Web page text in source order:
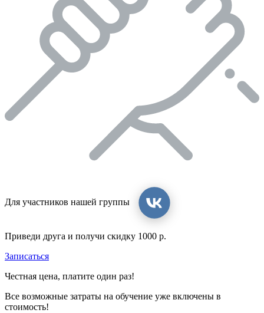
Для участников нашей группы
Приведи друга и получи скидку 1000 р.
Записаться
Честная цена, платите один раз!
Все возможные затраты на обучение уже включены в
стоимость!